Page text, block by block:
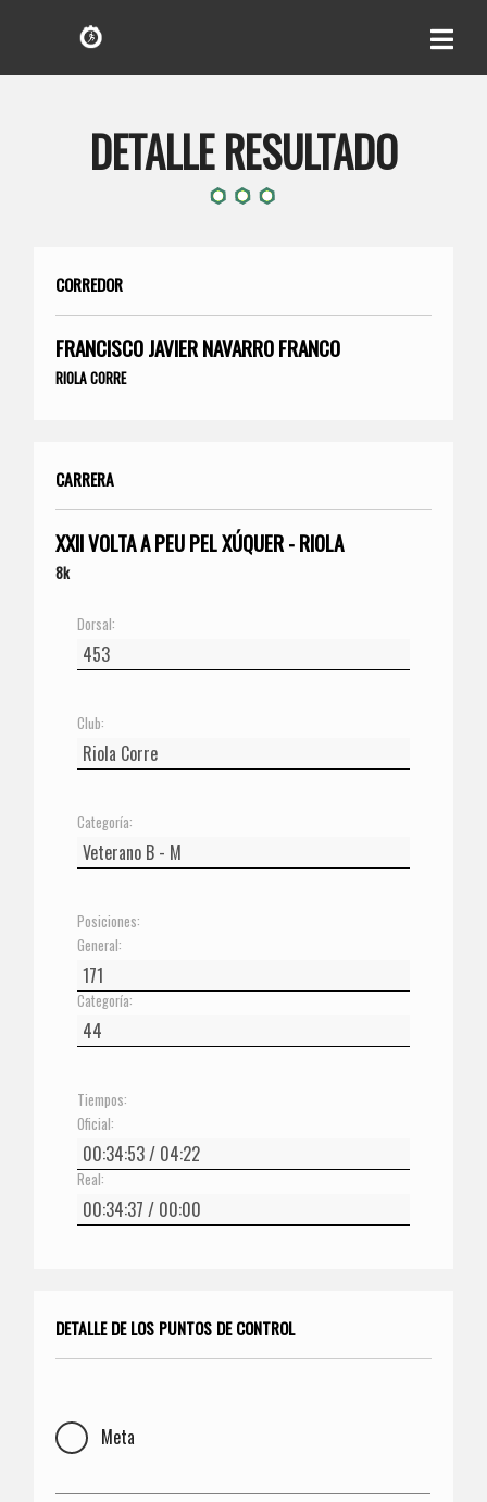
DETALLE RESULTADO
CORREDOR
FRANCISCO JAVIER NAVARRO FRANCO
RIOLA CORRE
CARRERA
XXII VOLTA A PEU PEL XÚQUER - RIOLA
8k
Dorsal:
Club:
Categoría:
Posiciones:
General:
Categoría:
Tiempos:
Oficial:
Real:
DETALLE DE LOS PUNTOS DE CONTROL
Meta